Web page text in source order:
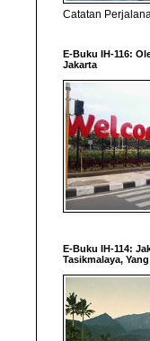
Catatan
E-Buku IH-116:
Jakarta
E-Buku IH-114:
Tasikmalaya,